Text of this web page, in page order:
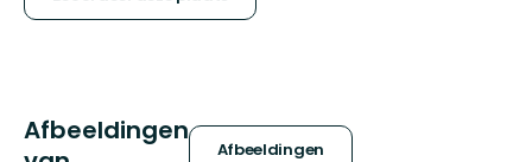
Afbeeldingen
Afbeeldingen